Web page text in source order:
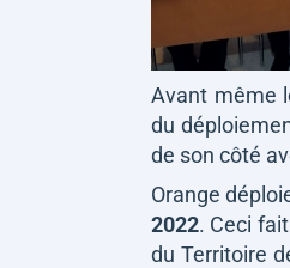
Avant même
du
de son côté
Orange
2022. Ceci
du Territoire